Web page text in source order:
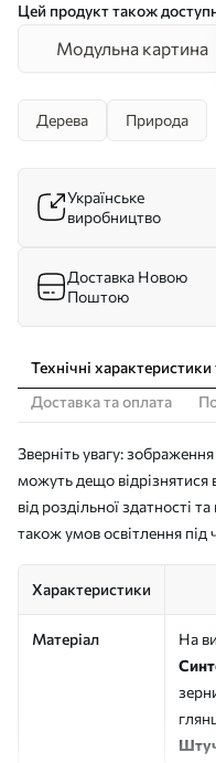
Цей продукт також
Модульна картина
Дерева Природа
Українське
виробництво
Доставка Новою
Поштою
Технічні характеристики
Доставка та оплата
Зверніть увагу:
можуть дещо відрізнятися
від роздільної здатності
також умов освітлення
Характеристики
Матеріал
На